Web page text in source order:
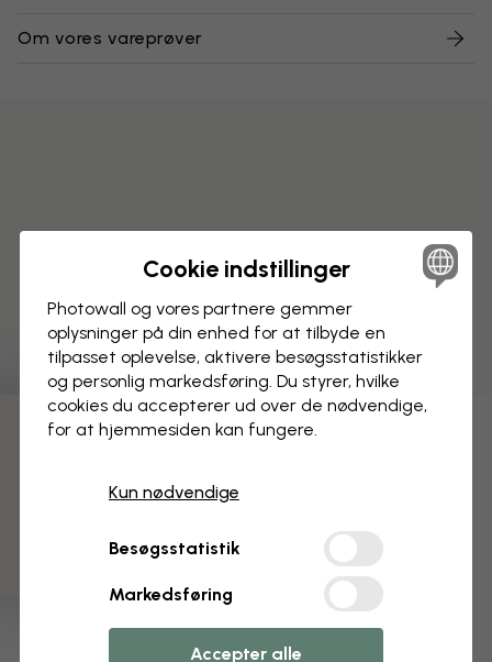
Om vores vareprøver
Cookie indstillinger
Photowall og vores partnere gemmer
oplysninger på din enhed for at tilbyde en
tilpasset oplevelse, aktivere besøgs­statistikker
og personlig markedsføring. Du styrer, hvilke
cookies du accepterer ud over de nødvendige,
for at hjemmesiden kan fungere.
Kun nødvendige
Besøgsstatistik
Markedsføring
Accepter alle